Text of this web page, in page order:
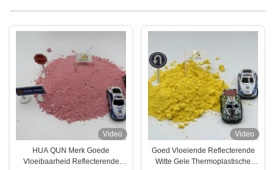
Video
HUA QUN Merk Goede
Vloeibaarheid Reflecterende
Video
Goed Vloeiende Reflecterende
Witte Gele Thermoplastische